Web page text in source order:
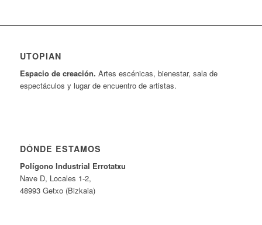
UTOPIAN
Espacio de creación. Artes escénicas, bienestar, sala de
espectáculos y lugar de encuentro de artistas.
DÓNDE ESTAMOS
Polígono Industrial Errotatxu
Nave D, Locales 1-2,
48993 Getxo (Bizkaia)